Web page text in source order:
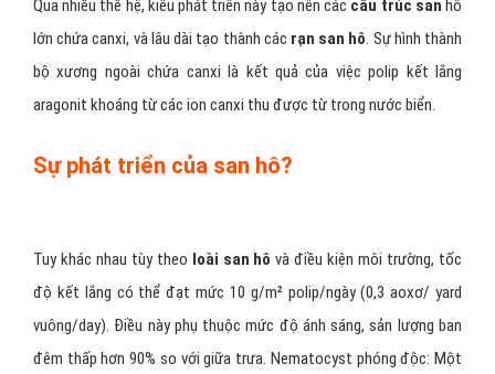
Qua nhiều thế hệ, kiểu phát triển này tạo nên các cấu trúc san hô
lớn chứa canxi, và lâu dài tạo thành các rạn san hô. Sự hình thành
bộ xương ngoài chứa canxi là kết quả của việc polip kết lắng
aragonit khoáng từ các ion canxi thu được từ trong nước biển.
Sự phát triển của san hô?
Tuy khác nhau tùy theo loài san hô và điều kiện môi trường, tốc
độ kết lắng có thể đạt mức 10 g/m² polip/ngày (0,3 aoxơ/ yard
vuông/day). Điều này phụ thuộc mức độ ánh sáng, sản lượng ban
đêm thấp hơn 90% so với giữa trưa. Nematocyst phóng độc: Một